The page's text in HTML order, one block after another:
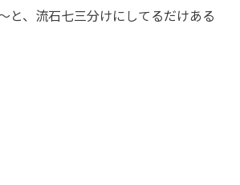
と、流石七三分けにしてるだけある